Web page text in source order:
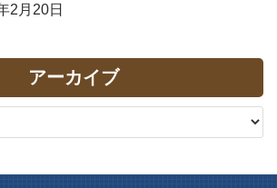
2月20日
アーカイブ